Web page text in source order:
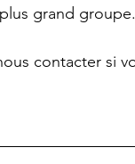
grand groupe.
contacter si